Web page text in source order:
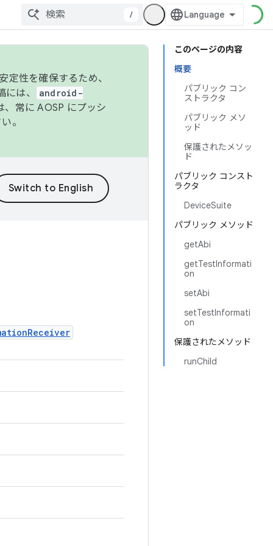
/
このページの内容
概要
パブリック コン
ストラクタ
パブリック メソ
ッド
保護されたメソッ
ド
パブリック コンスト
ラクタ
DeviceSuite
パブリック メソッド
getAbi
getTestInformati
on
setAbi
setTestInformati
on
保護されたメソッド
runChild
性を確保するため、
は、
android-
常に AOSP にプッシ
。